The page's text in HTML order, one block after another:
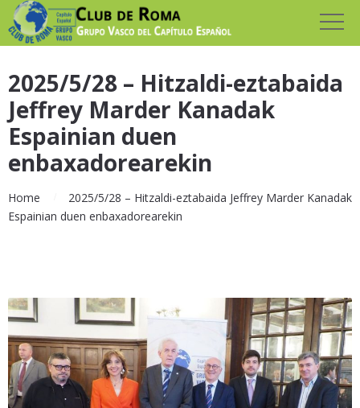
2025/5/28 – Hitzaldi-eztabaida
Jeffrey Marder Kanadak
Espainian duen
enbaxadorearekin
Home
2025/5/28 – Hitzaldi-eztabaida Jeffrey Marder Kanadak
Espainian duen enbaxadorearekin